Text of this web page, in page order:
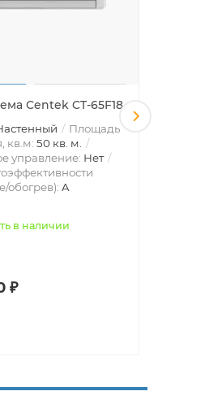
Centek CT-65F18
Площадь
кв.м: 50 кв. м.
управление: Нет
обогрев): A
в наличии
₽